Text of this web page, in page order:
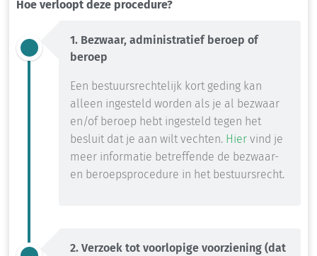
Hoe verloopt deze procedure?
1. Bezwaar, administratief beroep of
beroep
Een bestuursrechtelijk kort geding kan
alleen ingesteld worden als je al bezwaar
en/of beroep hebt ingesteld tegen het
besluit dat je aan wilt vechten. Hier vind je
meer informatie betreffende de bezwaar-
en beroepsprocedure in het bestuursrecht.
2. Verzoek tot voorlopige voorziening (dat